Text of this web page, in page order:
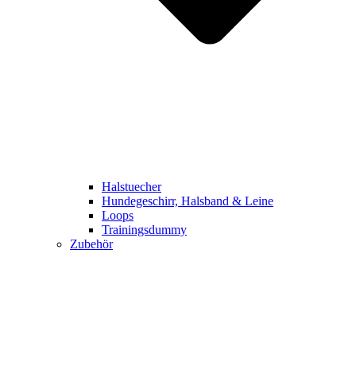
Halstuecher
Hundegeschirr, Halsband & Leine
Loops
Trainingsdummy
Zubehör